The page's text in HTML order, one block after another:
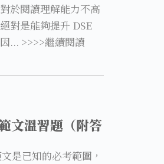
於閱讀理解能力不高
對是能夠提升 DSE
... >>>>繼續閱讀
文溫習題（附答
是已知的必考範圍，